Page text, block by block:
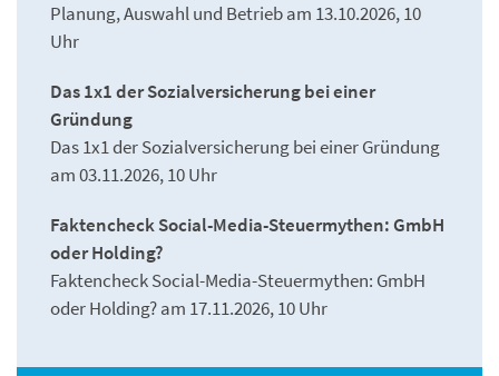
Planung, Auswahl und Betrieb am 13.10.2026, 10
Uhr
Das 1x1 der Sozialversicherung bei einer
Gründung
Das 1x1 der Sozialversicherung bei einer Gründung
am 03.11.2026, 10 Uhr
Faktencheck Social-Media-Steuermythen: GmbH
oder Holding?
Faktencheck Social-Media-Steuermythen: GmbH
oder Holding? am 17.11.2026, 10 Uhr